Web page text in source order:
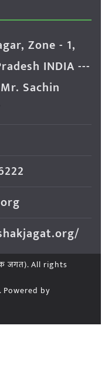
Zone - 1,
INDIA ---
Sachin
जगत). All rights
Powered by